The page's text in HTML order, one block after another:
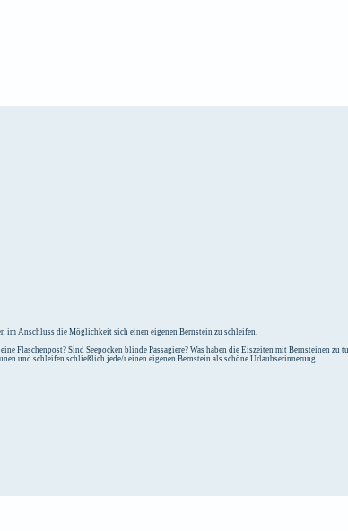
im Anschluss die Möglichkeit sich einen eigenen Bernstein zu schleifen.
Flaschenpost? Sind Seepocken blinde Passagiere? Was haben die Eiszeiten mit Bernsteinen zu
und schleifen schließlich jede/r einen eigenen Bernstein als schöne Urlaubserinnerung.